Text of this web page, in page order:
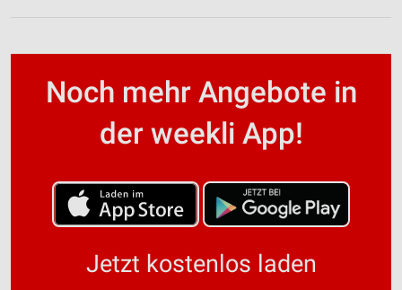
Noch mehr Angebote in
der weekli App!
Jetzt kostenlos laden